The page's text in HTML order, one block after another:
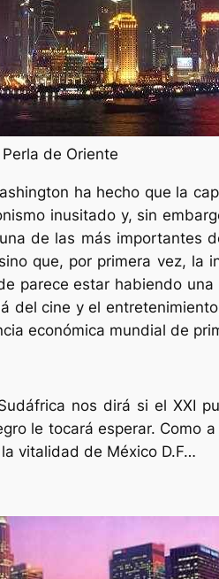
de Oriente
ha hecho que la
inusitado y, sin
de las más importantes
que, por primera vez, la
parece estar habiendo
del cine y el
económica mundial de
nos dirá si el XXI
le tocará esperar. Como
vitalidad de México D.F…